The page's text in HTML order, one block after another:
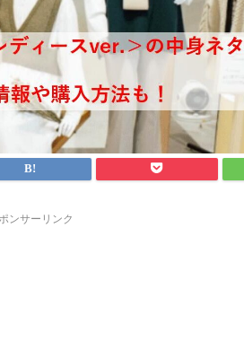
ンサーリンク